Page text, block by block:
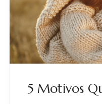
5 Motivos